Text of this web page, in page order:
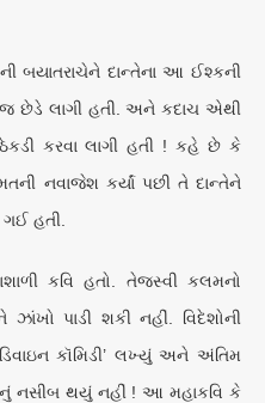
બયાતરાચેને દાન્તેના આ ઈશ્કની
છેડે લાગી હતી. અને કદાચ એથી
કરવા લાગી હતી ! કહે છે કે
નવાજેશ કર્યાં પછી તે દાન્તેને
હતી.
કવિ હતો. તેજસ્વી કલમનો
ઝાંખો પાડી શકી નહીં. વિદેશોની
કૉમિડી’ લખ્યું અને અંતિમ
નસીબ થયું નહીં ! આ મહાકવિ કે